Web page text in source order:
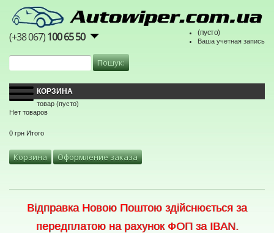
(+38 067)100 65 50 (пусто)
Ваша учетная запись
КОРЗИНА
товар (пусто)
Нет товаров
0 грн Итого
Корзина Оформление заказа
Відправка Новою Поштою здійснюється за
передплатою на рахунок ФОП за IBAN.